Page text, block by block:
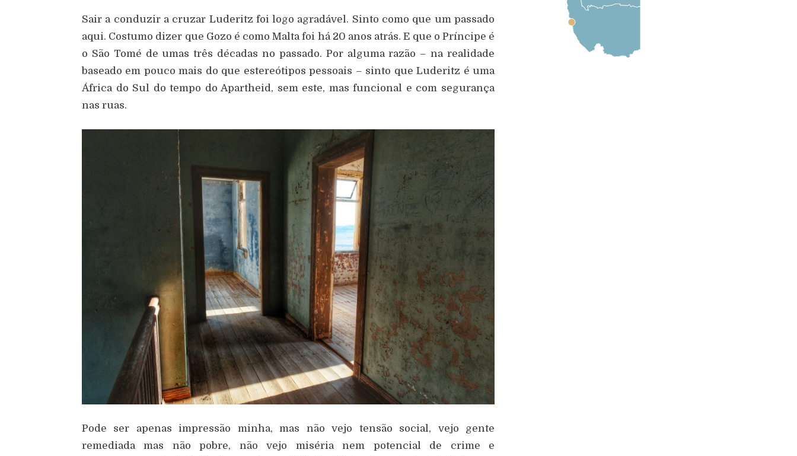
Sair a conduzir a cruzar Luderitz foi logo agradável. Sinto como que um passado
aqui. Costumo dizer que Gozo é como Malta foi há 20 anos atrás. E que o Príncipe é
o São Tomé de umas três décadas no passado. Por alguma razão – na realidade
baseado em pouco mais do que estereótipos pessoais – sinto que Luderitz é uma
África do Sul do tempo do Apartheid, sem este, mas funcional e com segurança
nas ruas.
Pode ser apenas impressão minha, mas não vejo tensão social, vejo gente
remediada mas não pobre, não vejo miséria nem potencial de crime e